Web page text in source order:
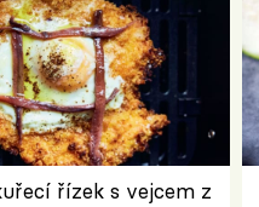
řízek s vejcem z